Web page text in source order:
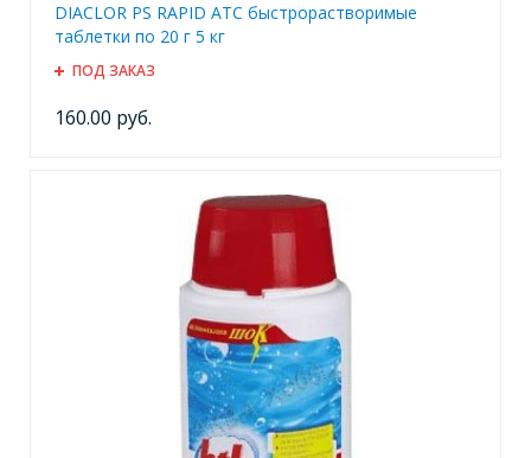
DIACLOR PS RAPID ATC быстрорастворимые
таблетки по 20 г 5 кг
ПОД ЗАКАЗ
160.00 руб.